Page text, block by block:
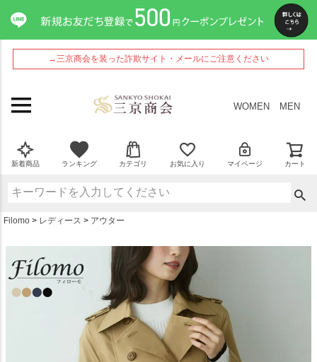
→三京商会を装った詐欺サイト・メールにご注意ください
WOMEN MEN
新着商品 ランキング カテゴリ お気に入り マイページ カート
Filomo レディース アウター
ペー
ジト
ップ
へ